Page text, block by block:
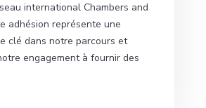
international Chambers and
adhésion représente une
clé dans notre parcours et
engagement à fournir des